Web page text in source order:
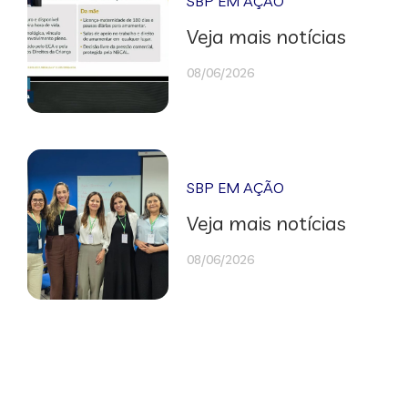
Veja mais notícias
08/06/2026
SBP EM AÇÃO
Veja mais notícias
08/06/2026